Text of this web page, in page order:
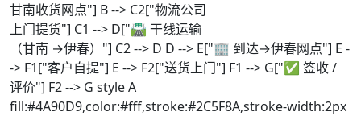
甘南收货网点"] B --> C2["物流公司
上门提货"] C1 --> D["🛣️ 干线运输
（甘南 →伊春）"] C2 --> D D --> E["🏢 到达→伊春网点"] E -
-> F1["客户自提"] E --> F2["送货上门"] F1 --> G["✅ 签收 /
评价"] F2 --> G style A
fill:#4A90D9,color:#fff,stroke:#2C5F8A,stroke-width:2px